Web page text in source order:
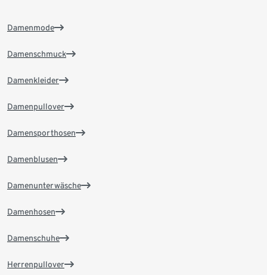
Damenmode
Damenschmuck
Damenkleider
Damenpullover
Damensporthosen
Damenblusen
Damenunterwäsche
Damenhosen
Damenschuhe
Herrenpullover